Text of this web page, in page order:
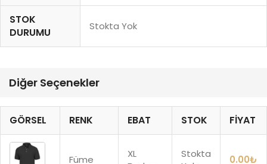
STOK
DURUMU
Stokta Yok
Diğer Seçenekler
GÖRSEL RENK EBAT STOK FIYAT
Füme
XL
Stokta
0.00₺